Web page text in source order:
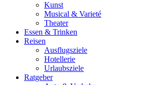
Kunst
Musical & Varieté
Theater
Essen & Trinken
Reisen
Ausflugsziele
Hotellerie
Urlaubsziele
Ratgeber